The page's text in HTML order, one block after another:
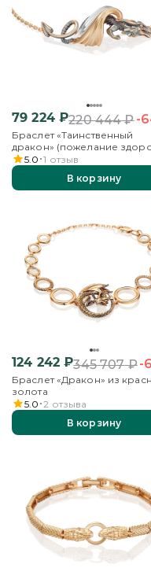
79 224₽220 444₽-
Браслет «Таинственный
дракон» (пожелание
из комбинированного
5.0 1 отзыв
В корзину
124 242 ₽345 707₽-
Браслет «Дракон» из
золота
5.0 2 отзыва
В корзину